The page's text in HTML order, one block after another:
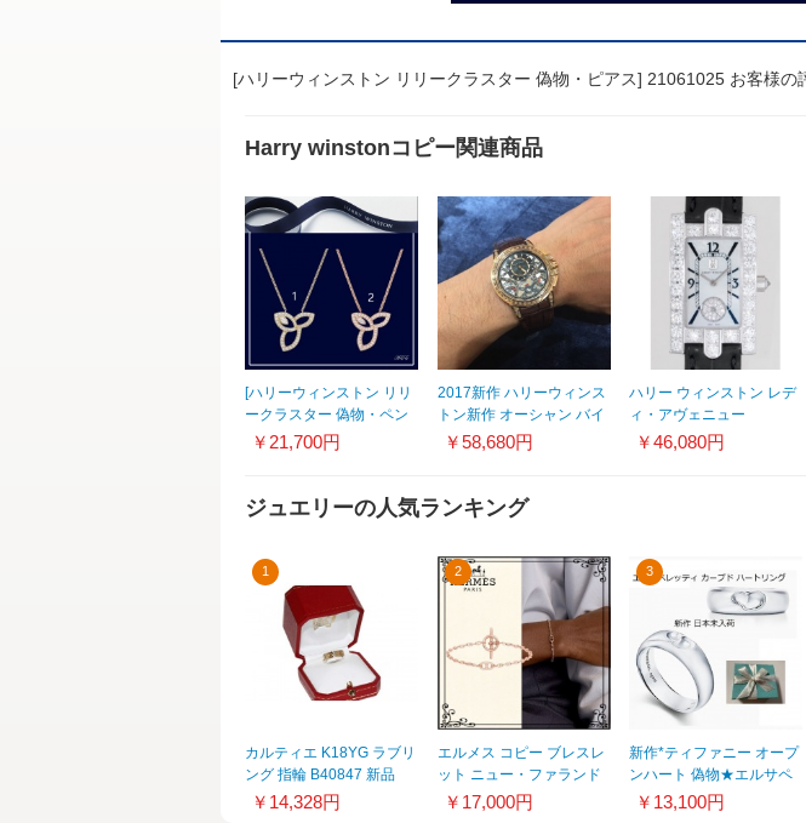
[ハリーウィンストン リリークラスター 偽物・ピアス] 21061025 お客様の
Harry winstonコピー関連商品
[ハリーウィンストン リリ
ークラスター 偽物・ペン
ダント] 21040627
￥21,700円
2017新作 ハリーウィンス
トン新作 オーシャン バイ
レトログラード 42mm バ
￥58,680円
ハリー ウィンストン レデ
ィ・アヴェニュー
310/LQWL.MD/D3.1 黒皮
￥46,080円
ジュエリーの人気ランキング
1
カルティエ K18YG ラブリ
ング 指輪 B40847 新品
￥14,328円
2
エルメス コピー ブレスレ
ット ニュー・ファランド
ール TPM ギフトに
￥17,000円
3
新作*ティファニー オープ
ンハート 偽物★エルサペ
レッティ ハートカーブド
￥13,100円